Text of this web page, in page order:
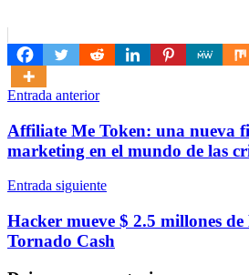
Navegación
de
entradas
Entrada anterior
Affiliate Me Token: una nueva
marketing en el mundo de las
Entrada siguiente
Hacker mueve $ 2.5 millones
Tornado Cash